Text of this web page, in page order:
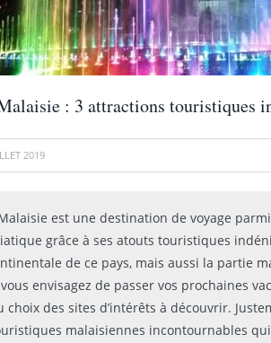
: 3 attractions touristiques
2019
est une destination de voyage
grâce à ses atouts touristiques
de ce pays, mais aussi la partie
envisagez de passer vos prochaines
choix des sites d’intérêts à découvrir.
malaisiennes incontournables